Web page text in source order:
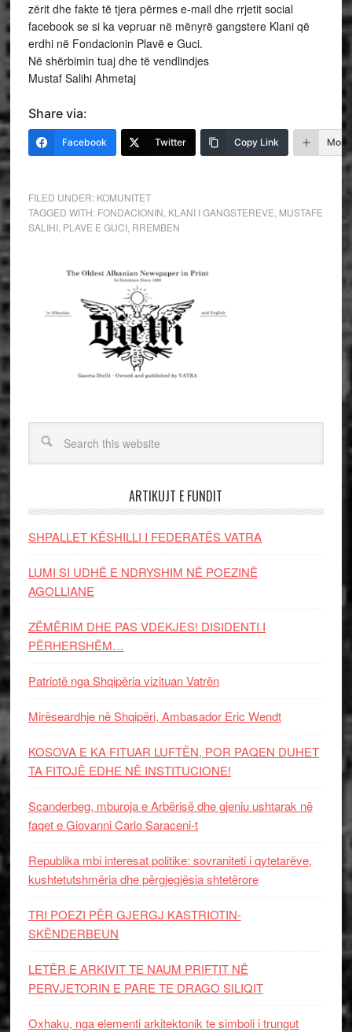
zërit dhe fakte të tjera përmes e-mail dhe rrjetit social
facebook se si ka vepruar në mënyrë gangstere Klani që
erdhi në Fondacionin Plavë e Guci.
Në shërbimin tuaj dhe të vendlindjes
Mustaf Salihi Ahmetaj
Share via:
Facebook Twitter Copy Link More
FILED UNDER: KOMUNITET
TAGGED WITH: FONDACIONIN KLANI I GANGSTEREVE MUSTAFE
SALIHI, PLAVE E GUCI, RREMBEN
ARTIKUJT E FUNDIT
SHPALLET KËSHILLI I FEDERATËS VATRA
LUMI SI UDHË E NDRYSHIM NË POEZINË
AGOLLIANE
ZËMËRIM DHE PAS VDEKJES! DISIDENTI I
PËRHERSHËM…
Patriotë nga Shqipëria vizituan Vatrën
Mirëseardhje në Shqipëri, Ambasador Eric Wendt
KOSOVA E KA FITUAR LUFTËN, POR PAQEN DUHET
TA FITOJË EDHE NË INSTITUCIONE!
Scanderbeg, mburoja e Arbërisë dhe gjeniu ushtarak në
faqet e Giovanni Carlo Saraceni-t
Republika mbi interesat politike: sovraniteti i qytetarëve,
kushtetutshmëria dhe përgjegjësia shtetërore
TRI POEZI PËR GJERGJ KASTRIOTIN-
SKËNDERBEUN
LETËR E ARKIVIT TE NAUM PRIFTIT NË
PERVJETORIN E PARE TE DRAGO SILIQIT
Oxhaku, nga elementi arkitektonik te simboli i trungut